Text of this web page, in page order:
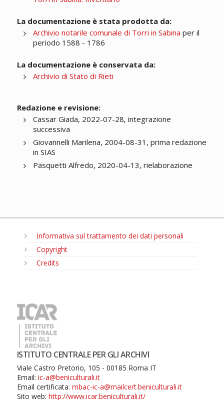
La documentazione è stata prodotta da:
Archivio notarile comunale di Torri in Sabina per il
periodo 1588 - 1786
La documentazione è conservata da:
Archivio di Stato di Rieti
Redazione e revisione:
Cassar Giada, 2022-07-28, integrazione
successiva
Giovannelli Marilena, 2004-08-31, prima redazione
in SIAS
Pasquetti Alfredo, 2020-04-13, rielaborazione
Informativa sul trattamento dei dati personali
Copyright
Credits
ISTITUTO CENTRALE PER GLI ARCHIVI
Viale Castro Pretorio, 105 - 00185 Roma IT
Email: ic-a@beniculturali.it
Email certificata: mbac-ic-a@mailcert.beniculturali.it
Sito web: http://www.icar.beniculturali.it/